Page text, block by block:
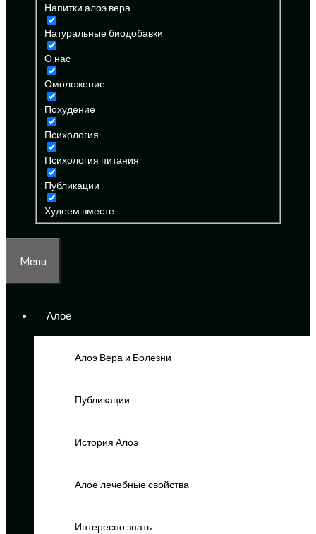
Напитки алоэ вера
Натуральные биодобавки
О нас
Омоложение
Похудение
Психология
Психология питания
Публикации
Худеем вместе
Menu
Алое
Алоэ Вера и Болезни
Публикации
История Алоэ
Алое лечебные свойства
Интересно знать